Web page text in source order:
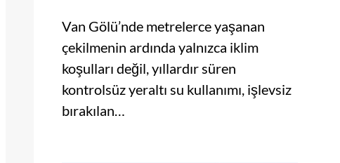
Van Gölü’nde metrelerce yaşanan
çekilmenin ardında yalnızca iklim
koşulları değil, yıllardır süren
kontrolsüz yeraltı su kullanımı, işlevsiz
bırakılan…